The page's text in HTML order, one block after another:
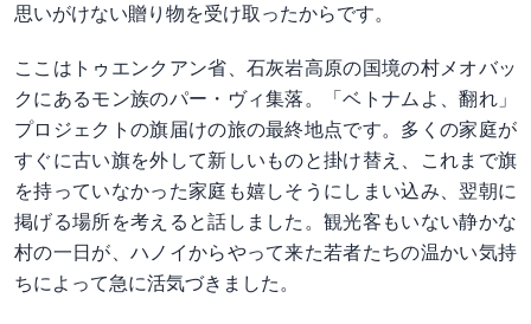
思いがけない贈り物を受け取ったからです。
ここはトゥエンクアン省、石灰岩高原の国境の村メオバッ
クにあるモン族のパー・ヴィ集落。「ベトナムよ、翻れ」
プロジェクトの旗届けの旅の最終地点です。多くの家庭が
すぐに古い旗を外して新しいものと掛け替え、これまで旗
を持っていなかった家庭も嬉しそうにしまい込み、翌朝に
掲げる場所を考えると話しました。観光客もいない静かな
村の一日が、ハノイからやって来た若者たちの温かい気持
ちによって急に活気づきました。